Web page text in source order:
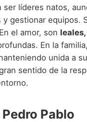
ser líderes natos,
gestionar equipos.
el amor, son
En la
unida a
sentido de la
Pablo